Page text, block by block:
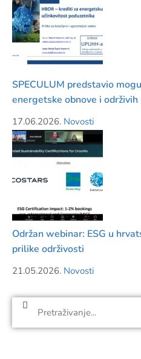
SPECULUM predstavio
energetske obnove i
17.06.2026. Novosti
Održan webinar: ESG u
prilike održivosti
21.05.2026. Novosti